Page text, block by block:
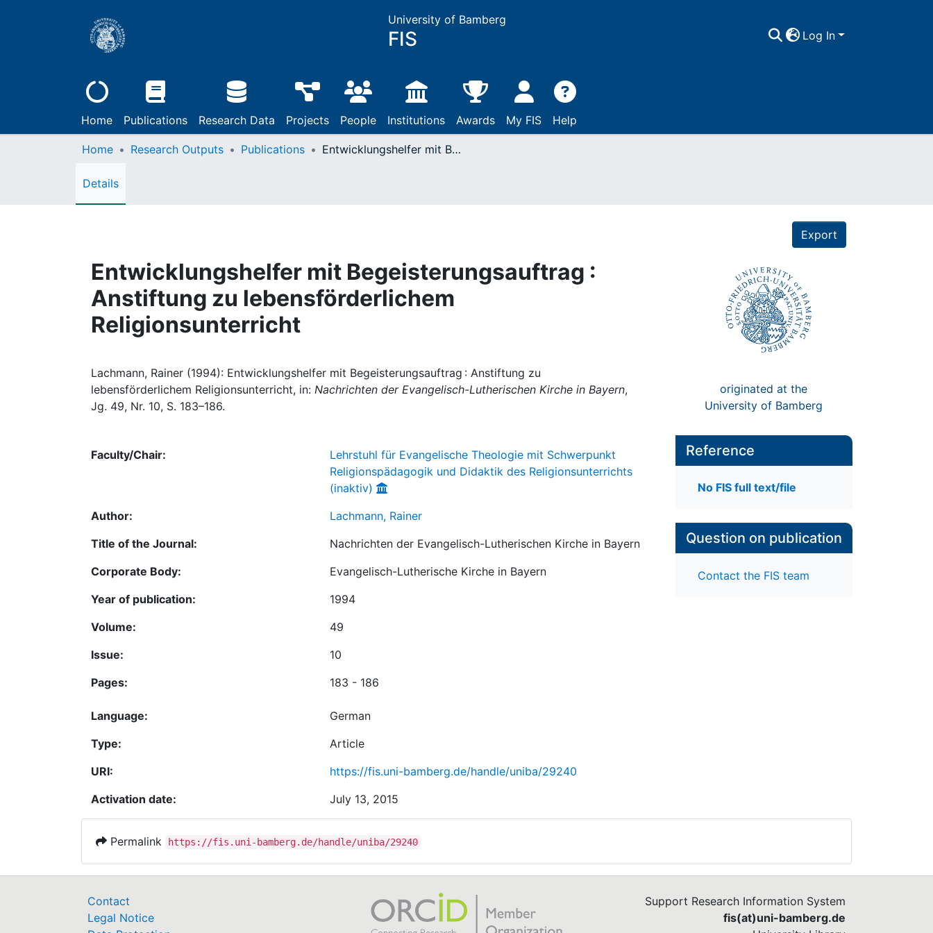
University of Bamberg
FIS Log In
Home Publications Research Data Projects People Institutions Awards My FIS Help
Home Research Outputs Publications Entwicklungshelfer mit Begeisterungsauftrag : Anstiftung zu lebensförderlichem Religionsunterricht
Details
Export
Entwicklungshelfer mit Begeisterungsauftrag :
Anstiftung zu lebensförderlichem
Religionsunterricht
Lachmann, Rainer (1994): Entwicklungshelfer mit Begeisterungsauftrag : Anstiftung zu
lebensförderlichem Religionsunterricht, in: Nachrichten der Evangelisch-Lutherischen Kirche in Bayern,
Jg. 49, Nr. 10, S. 183–186.
originated at the
University of Bamberg
Faculty/Chair:
Lehrstuhl für Evangelische Theologie mit Schwerpunkt
Religionspädagogik und Didaktik des Religionsunterrichts
(inaktiv)
Author:
Lachmann, Rainer
Title of the Journal:
Nachrichten der Evangelisch-Lutherischen Kirche in Bayern
Corporate Body:
Evangelisch-Lutherische Kirche in Bayern
Year of publication:
1994
Volume:
49
Issue:
10
Pages:
183 - 186
Language:
German
Type:
Article
URI:
https://fis.uni-bamberg.de/handle/uniba/29240
Activation date:
July 13, 2015
Reference
No FIS full text/file
Question on publication
Contact the FIS team
Permalink https://fis.uni-bamberg.de/handle/uniba/29240
Contact
Legal Notice
Support Research Information System
fis(at)uni-bamberg.de